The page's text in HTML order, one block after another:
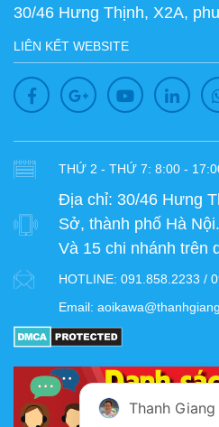
30/46 Hưng Thịnh, X2A,
LIÊN KẾT WEBSITE
THỨ 2 - THỨ 7: 8:00 -
Địa chỉ: 30/46 Hưng
Sở, thành phố Hà Nội.
Và 15 chi nhánh trên
HOTLINE: 091.858.2233 /
Email:
Thanh Giang